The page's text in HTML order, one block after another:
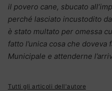
il povero cane, sbucato
perché lasciato incustodito
è stato multato per omessa
fatto l’unica cosa che doveva
Municipale e attenderne
Tutti gli articoli dell'autore